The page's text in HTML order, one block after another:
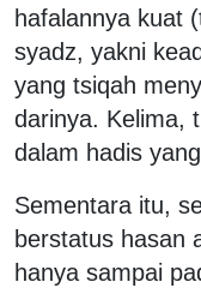
hafalannya kuat
syadz, yakni
yang tsiqah
darinya. Kelima,
dalam hadis
Sementara itu,
berstatus hasan
hanya sampai